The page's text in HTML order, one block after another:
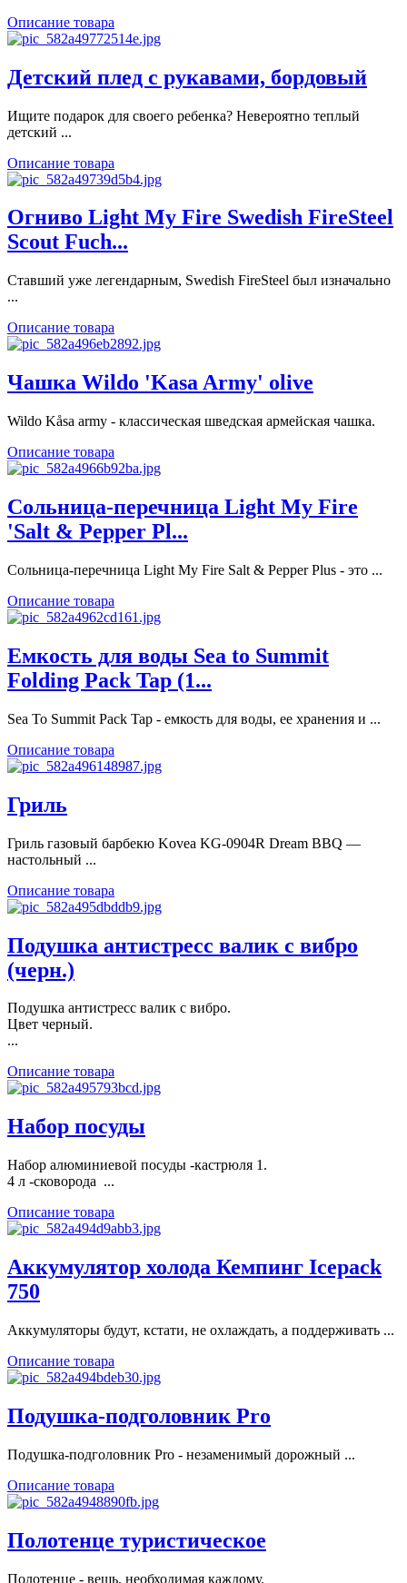
Описание товара
Детский плед с рукавами, бордовый
Ищите подарок для своего ребенка? Невероятно теплый
детский ...
Описание товара
Огниво Light My Fire Swedish FireSteel
Scout Fuch...
Ставший уже легендарным, Swedish FireSteel был изначально
...
Описание товара
Чашка Wildo 'Kasa Army' olive
Wildo Kåsa army - классическая шведская армейская чашка.
Описание товара
Сольница-перечница Light My Fire
'Salt & Pepper Pl...
Сольница-перечница Light My Fire Salt & Pepper Plus - это ...
Описание товара
Емкость для воды Sea to Summit
Folding Pack Tap (1...
Sea To Summit Pack Tap - емкость для воды, ее хранения и ...
Описание товара
Гриль
Гриль газовый барбекю Kovea KG-0904R Dream BBQ —
настольный ...
Описание товара
Подушка антистресс валик с вибро
(черн.)
Подушка антистресс валик с вибро.
Цвет черный.
...
Описание товара
Набор посуды
Набор алюминиевой посуды -кастрюля 1.
4 л -сковорода ...
Описание товара
Аккумулятор холода Кемпинг Icepack
750
Аккумуляторы будут, кстати, не охлаждать, а поддерживать ...
Описание товара
Подушка-подголовник Pro
Подушка-подголовник Pro - незаменимый дорожный ...
Описание товара
Полотенце туристическое
Полотенце - вещь, необходимая каждому.